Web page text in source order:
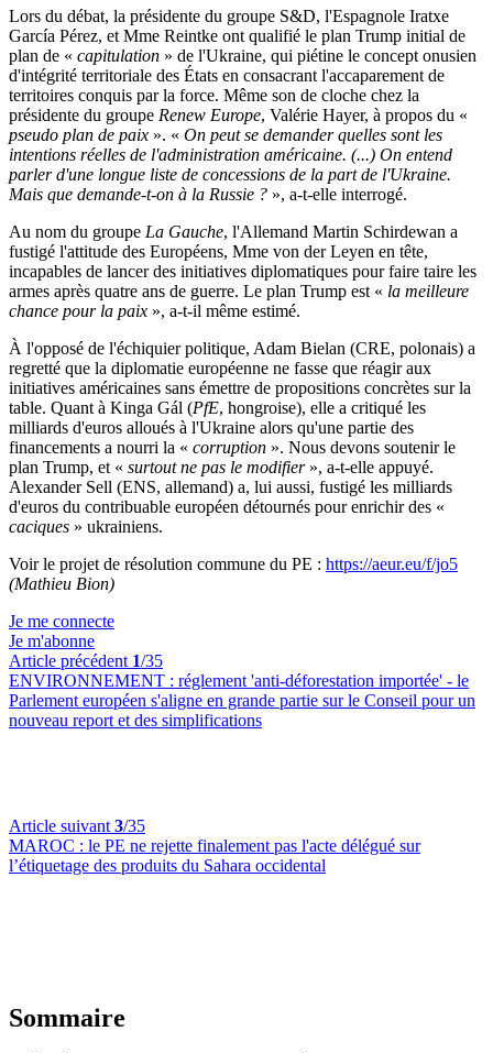
Lors du débat, la présidente du groupe S&D, l'Espagnole Iratxe
García Pérez, et Mme Reintke ont qualifié le plan Trump initial de
plan de « capitulation » de l'Ukraine, qui piétine le concept onusien
d'intégrité territoriale des États en consacrant l'accaparement de
territoires conquis par la force. Même son de cloche chez la
présidente du groupe Renew Europe, Valérie Hayer, à propos du «
pseudo plan de paix ». « On peut se demander quelles sont les
intentions réelles de l'administration américaine. (...) On entend
parler d'une longue liste de concessions de la part de l'Ukraine.
Mais que demande-t-on à la Russie ? », a-t-elle interrogé.
Au nom du groupe La Gauche, l'Allemand Martin Schirdewan a
fustigé l'attitude des Européens, Mme von der Leyen en tête,
incapables de lancer des initiatives diplomatiques pour faire taire les
armes après quatre ans de guerre. Le plan Trump est « la meilleure
chance pour la paix », a-t-il même estimé.
À l'opposé de l'échiquier politique, Adam Bielan (CRE, polonais) a
regretté que la diplomatie européenne ne fasse que réagir aux
initiatives américaines sans émettre de propositions concrètes sur la
table. Quant à Kinga Gál (PfE, hongroise), elle a critiqué les
milliards d'euros alloués à l'Ukraine alors qu'une partie des
financements a nourri la « corruption ». Nous devons soutenir le
plan Trump, et « surtout ne pas le modifier », a-t-elle appuyé.
Alexander Sell (ENS, allemand) a, lui aussi, fustigé les milliards
d'euros du contribuable européen détournés pour enrichir des «
caciques » ukrainiens.
Voir le projet de résolution commune du PE : https://aeur.eu/f/jo5
(Mathieu Bion)
Je me connecte
Je m'abonne
Article précédent 1/35
ENVIRONNEMENT : réglement 'anti-déforestation importée' - le
Parlement européen s'aligne en grande partie sur le Conseil pour un
nouveau report et des simplifications
Article suivant 3/35
MAROC : le PE ne rejette finalement pas l'acte délégué sur
l’étiquetage des produits du Sahara occidental
Sommaire